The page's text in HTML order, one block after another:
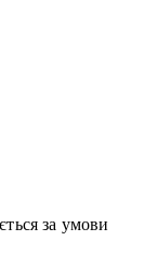
за умови